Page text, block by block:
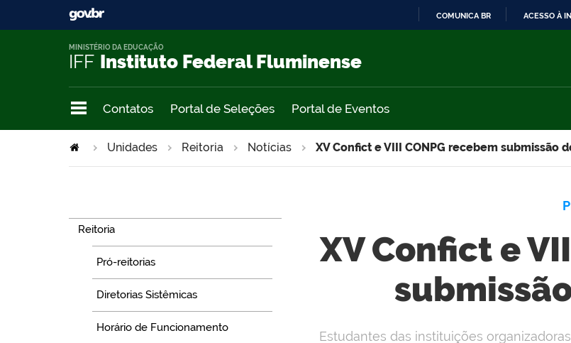
COMUNICA BR ACESSO À
IFF Instituto Federal Fluminense
MINISTÉRIO DA EDUCAÇÃO
Contatos Portal de Seleções Portal de Eventos
Unidades Reitoria Notícias XV Confict e VIII CONPG recebem submissão
Reitoria
Pró-reitorias
Diretorias Sistêmicas
Horário de Funcionamento
XV Confict e
Estudantes das instituições